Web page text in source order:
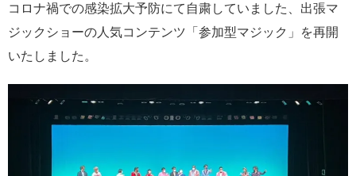
コロナ禍での感染拡大予防にて自粛していました、出張マ
ジックショーの人気コンテンツ「参加型マジック」を再開
いたしました。